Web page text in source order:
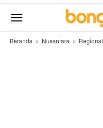
Beranda Nusantara Regional